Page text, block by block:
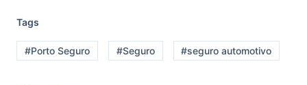
Tags
#Porto Seguro #Seguro #seguro automotivo